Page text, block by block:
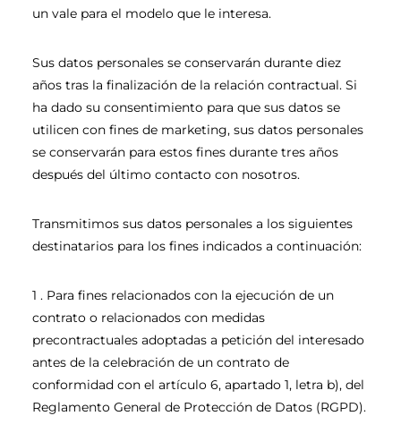
un vale para el modelo que le interesa.
Sus datos personales se conservarán durante diez
años tras la finalización de la relación contractual. Si
ha dado su consentimiento para que sus datos se
utilicen con fines de marketing, sus datos personales
se conservarán para estos fines durante tres años
después del último contacto con nosotros.
Transmitimos sus datos personales a los siguientes
destinatarios para los fines indicados a continuación:
1 . Para fines relacionados con la ejecución de un
contrato o relacionados con medidas
precontractuales adoptadas a petición del interesado
antes de la celebración de un contrato de
conformidad con el artículo 6, apartado 1, letra b), del
Reglamento General de Protección de Datos (RGPD).